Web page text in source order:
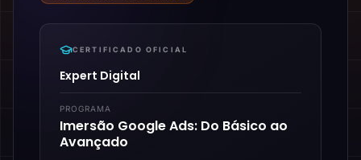
CERTIFICADO OFICIAL
Expert Digital
PROGRAMA
Imersão Google Ads: Do Básico ao
Avançado